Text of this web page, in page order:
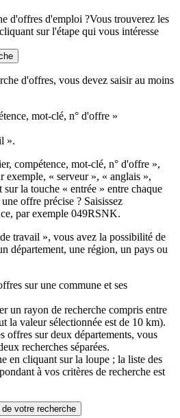
d'offres d'emploi ?Vous trouverez les
sur l'étape qui vous intéresse
d'offres, vous devez saisir au moins
mot-clé, n° d'offre »
».
compétence, mot-clé, n° d'offre »,
exemple, « serveur », « anglais »,
sur la touche « entrée » entre chaque
offre précise ? Saisissez
par exemple 049RSNK.
travail », vous avez la possibilité de
département, une région, un pays ou
sur une commune et ses
un rayon de recherche compris entre
la valeur sélectionnée est de 10 km).
offres sur deux départements, vous
recherches séparées.
en cliquant sur la loupe ; la liste des
à vos critères de recherche est
votre recherche